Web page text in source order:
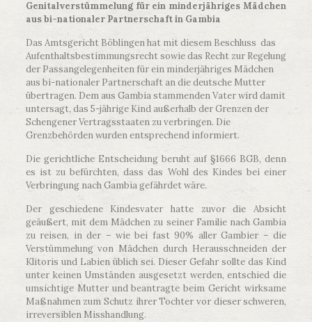
Genitalverstümmelung für ein minderjähriges Mädchen
aus bi-nationaler Partnerschaft in Gambia
Das Amtsgericht Böblingen hat mit diesem Beschluss das
Aufenthaltsbestimmungsrecht sowie das Recht zur Regelung
der Passangelegenheiten für ein minderjähriges Mädchen
aus bi-nationaler Partnerschaft an die deutsche Mutter
übertragen. Dem aus Gambia stammenden Vater wird damit
untersagt, das 5-jährige Kind außerhalb der Grenzen der
Schengener Vertragsstaaten zu verbringen. Die
Grenzbehörden wurden entsprechend informiert.
Die gerichtliche Entscheidung beruht auf §1666 BGB, denn
es ist zu befürchten, dass das Wohl des Kindes bei einer
Verbringung nach Gambia gefährdet wäre.
Der geschiedene Kindesvater hatte zuvor die Absicht
geäußert, mit dem Mädchen zu seiner Familie nach Gambia
zu reisen, in der – wie bei fast 90% aller Gambier – die
Verstümmelung von Mädchen durch Herausschneiden der
Klitoris und Labien üblich sei. Dieser Gefahr sollte das Kind
unter keinen Umständen ausgesetzt werden, entschied die
umsichtige Mutter und beantragte beim Gericht wirksame
Maßnahmen zum Schutz ihrer Tochter vor dieser schweren,
irreversiblen Misshandlung.